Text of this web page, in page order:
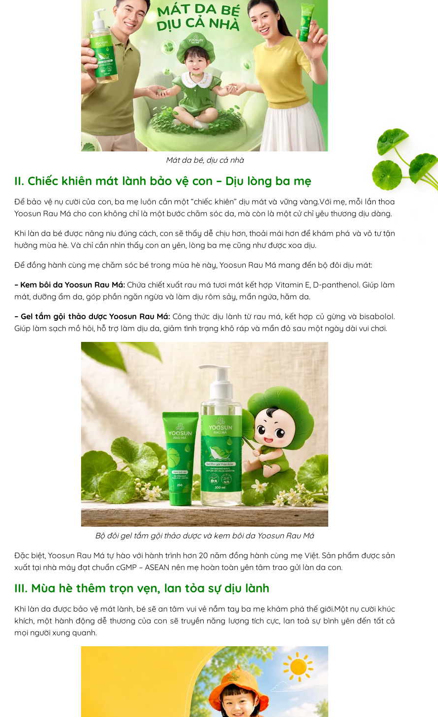
Mát da bé, dịu cả nhà
II. Chiếc khiên mát lành bảo vệ con – Dịu lòng ba mẹ
Để bảo vệ nụ cười của con, ba mẹ luôn cần một “chiếc khiên” dịu mát và vững vàng.Với mẹ, mỗi lần thoa
Yoosun Rau Má cho con không chỉ là một bước chăm sóc da, mà còn là một cử chỉ yêu thương dịu dàng.
Khi làn da bé được nâng niu đúng cách, con sẽ thấy dễ chịu hơn, thoải mái hơn để khám phá và vô tư tận
hưởng mùa hè. Và chỉ cần nhìn thấy con an yên, lòng ba mẹ cũng như được xoa dịu.
Để đồng hành cùng mẹ chăm sóc bé trong mùa hè này, Yoosun Rau Má mang đến bộ đôi dịu mát:
– Kem bôi da Yoosun Rau Má:Chứa chiết xuất rau má tươi mát kết hợp Vitamin E, D-panthenol. Giúp làm
mát, dưỡng ẩm da, góp phần ngăn ngừa và làm dịu rôm sảy, mẩn ngứa, hăm da.
– Gel tắm gội thảo dược Yoosun Rau Má: Công thức dịu lành từ rau má, kết hợp củ gừng và bisabolol.
Giúp làm sạch mồ hôi, hỗ trợ làm dịu da, giảm tình trạng khô ráp và mẩn đỏ sau một ngày dài vui chơi.
Bộ đôi gel tắm gội thảo dược và kem bôi da Yoosun Rau Má
Đặc biệt, Yoosun Rau Má tự hào với hành trình hơn 20 năm đồng hành cùng mẹ Việt. Sản phẩm được sản
xuất tại nhà máy đạt chuẩn cGMP – ASEAN nên mẹ hoàn toàn yên tâm trao gửi làn da con.
III. Mùa hè thêm trọn vẹn, lan tỏa sự dịu lành
Khi làn da được bảo vệ mát lành, bé sẽ an tâm vui vẻ nắm tay ba mẹ khám phá thế giới.Một nụ cười khúc
khích, một hành động dễ thương của con sẽ truyền năng lượng tích cực, lan toả sự bình yên đến tất cả
mọi người xung quanh.